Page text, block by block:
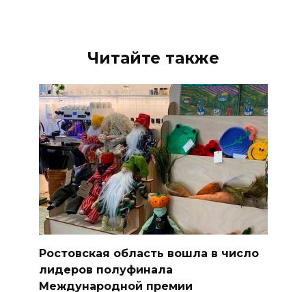
Читайте также
Ростовская область вошла в число
лидеров полуфинала
Международной премии